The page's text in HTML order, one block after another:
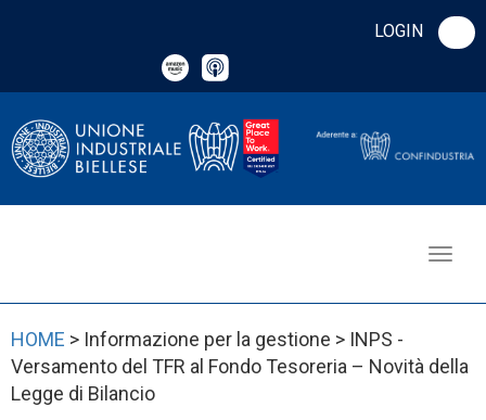
LOGIN
HOME > Informazione per la gestione > INPS -
Versamento del TFR al Fondo Tesoreria – Novità della
Legge di Bilancio